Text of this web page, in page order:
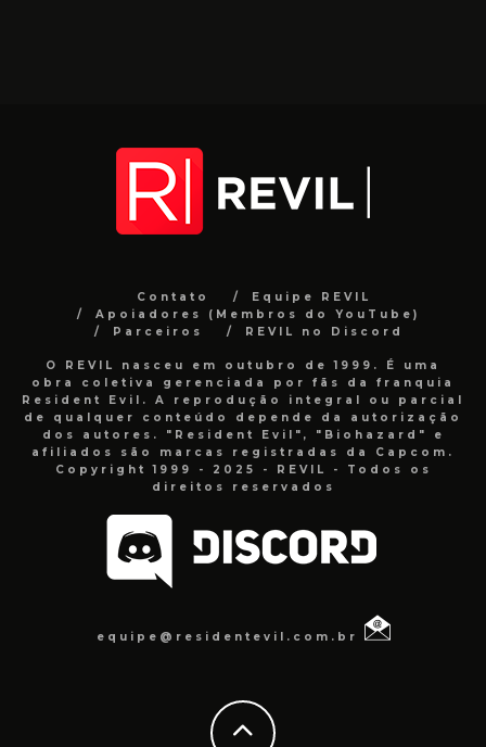
Contato
Equipe REVIL
Apoiadores (Membros do YouTube)
Parceiros
REVIL no Discord
O REVIL nasceu em outubro de 1999. É uma
obra coletiva gerenciada por fãs da franquia
Resident Evil. A reprodução integral ou parcial
de qualquer conteúdo depende da autorização
dos autores. "Resident Evil", "Biohazard" e
afiliados são marcas registradas da Capcom.
Copyright 1999 - 2025 - REVIL - Todos os
direitos reservados
equipe@residentevil.com.br